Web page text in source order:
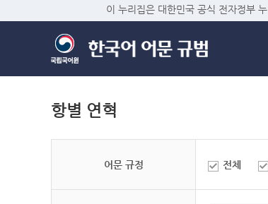
이 누리집은 대한민국 공식 전자정부 누
항별 연혁
어문 규정 전체